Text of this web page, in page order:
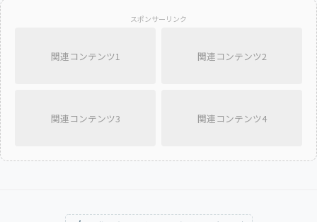
スポンサーリンク
関連コンテンツ1 関連コンテンツ2
関連コンテンツ3 関連コンテンツ4